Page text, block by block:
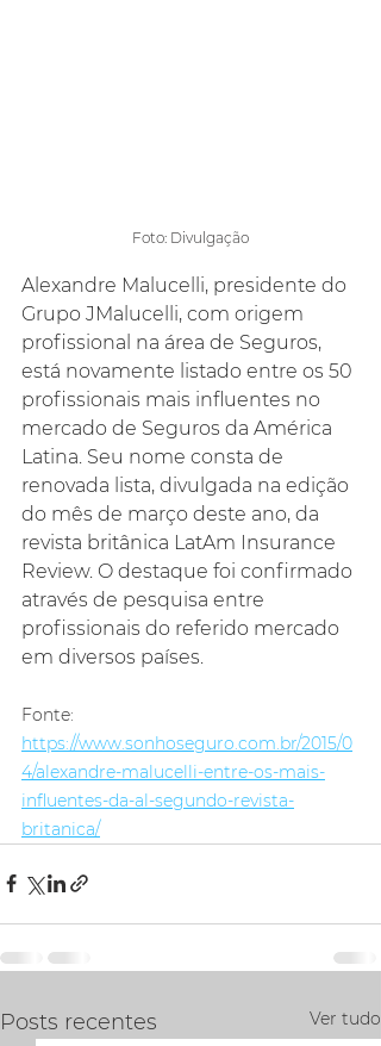
Foto: Divulgação
Alexandre Malucelli, presidente do
Grupo JMalucelli, com origem
profissional na área de Seguros,
está novamente listado entre os 50
profissionais mais influentes no
mercado de Seguros da América
Latina. Seu nome consta de
renovada lista, divulgada na edição
do mês de março deste ano, da
revista britânica LatAm Insurance
Review. O destaque foi confirmado
através de pesquisa entre
profissionais do referido mercado
em diversos países.
Fonte:
https://www.sonhoseguro.com.br/2015/0
4/alexandre-malucelli-entre-os-mais-
influentes-da-al-segundo-revista-
britanica/
Posts recentes Ver tudo